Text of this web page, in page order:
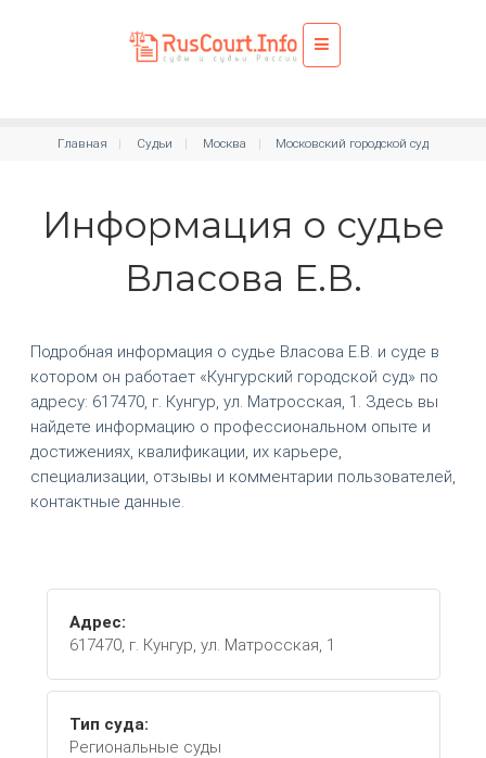
Главная Судьи Москва Московский городской суд
Информация о судье
Власова Е.В.
Подробная информация о судье Власова Е.В. и суде в
котором он работает «Кунгурский городской суд» по
адресу: 617470, г. Кунгур, ул. Матросская, 1. Здесь вы
найдете информацию о профессиональном опыте и
достижениях, квалификации, их карьере,
специализации, отзывы и комментарии пользователей,
контактные данные.
Адрес:
617470, г. Кунгур, ул. Матросская, 1
Тип суда:
Региональные суды